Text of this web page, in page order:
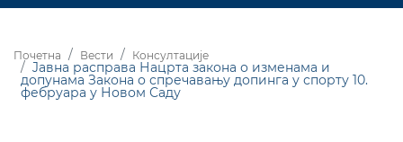
Почетна Вести Консултације
Jавна расправа Нацрта закона о изменама и
допунама Закона о спречавању допинга у спорту 10.
фебруара у Новом Саду